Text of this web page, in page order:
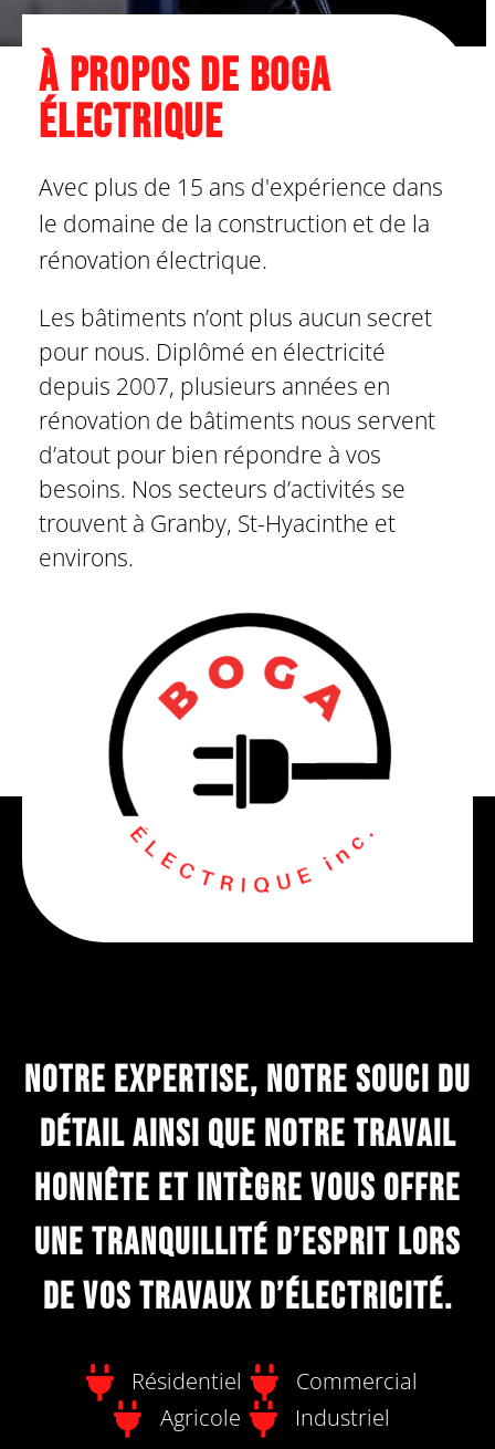
À propos de Boga
Électrique
Avec plus de 15 ans d'expérience dans
le domaine de la construction et de la
rénovation électrique.
Les bâtiments n’ont plus aucun secret
pour nous. Diplômé en électricité
depuis 2007, plusieurs années en
rénovation de bâtiments nous servent
d’atout pour bien répondre à vos
besoins. Nos secteurs d’activités se
trouvent à Granby, St-Hyacinthe et
environs.
Notre expertise, Notre souci du
détail ainsi que notre travail
honnête et intègre vous offre
une tranquillité d’esprit lors
de vos travaux d’électricité.
Résidentiel
Commercial
Agricole
Industriel